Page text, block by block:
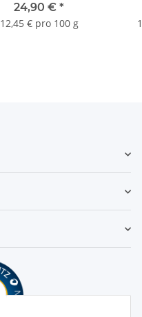
24,90 € *
12,45 € pro 100 g